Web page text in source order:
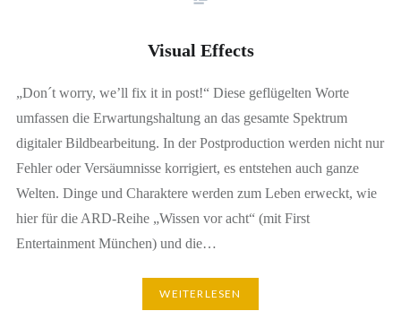
Visual Effects
„Don´t worry, we’ll fix it in post!“ Diese geflügelten Worte
umfassen die Erwartungshaltung an das gesamte Spektrum
digitaler Bildbearbeitung. In der Postproduction werden nicht nur
Fehler oder Versäumnisse korrigiert, es entstehen auch ganze
Welten. Dinge und Charaktere werden zum Leben erweckt, wie
hier für die ARD-Reihe „Wissen vor acht“ (mit First
Entertainment München) und die…
WEITERLESEN